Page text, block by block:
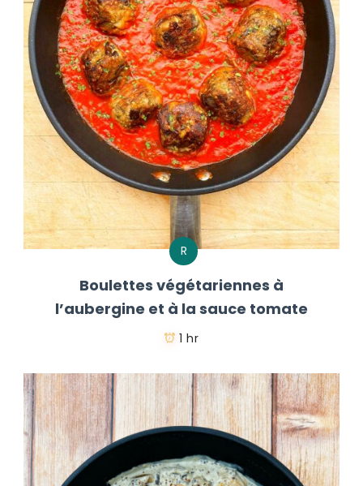
R
Boulettes végétariennes à
l’aubergine et à la sauce tomate
1 hr